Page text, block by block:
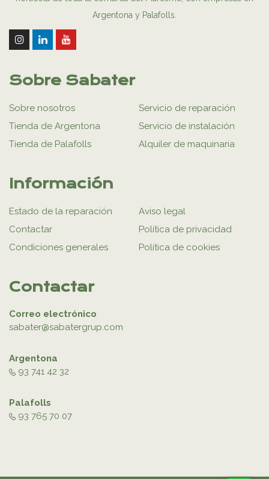
Argentona y Palafolls.
Sobre Sabater
Sobre nosotros
Tienda de Argentona
Tienda de Palafolls
Servicio de reparación
Servicio de instalación
Alquiler de maquinaria
Información
Estado de la reparación
Contactar
Condiciones generales
Aviso legal
Política de privacidad
Política de cookies
Contactar
Correo electrónico
sabater@sabatergrup.com
Argentona
93 741 42 32
Palafolls
93 765 70 07